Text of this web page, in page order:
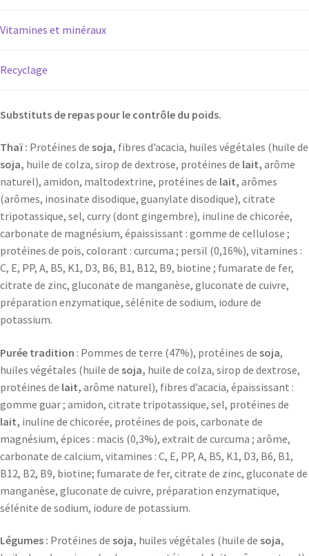
Vitamines et minéraux
Recyclage
Substituts de repas pour le contrôle du poids.
Thaï : Protéines de soja, fibres d’acacia, huiles végétales (huile de
soja, huile de colza, sirop de dextrose, protéines de lait, arôme
naturel), amidon, maltodextrine, protéines de lait, arômes
(arômes, inosinate disodique, guanylate disodique), citrate
tripotassique, sel, curry (dont gingembre), inuline de chicorée,
carbonate de magnésium, épaississant : gomme de cellulose ;
protéines de pois, colorant : curcuma ; persil (0,16%), vitamines :
C, E, PP, A, B5, K1, D3, B6, B1, B12, B9, biotine ; fumarate de fer,
citrate de zinc, gluconate de manganèse, gluconate de cuivre,
préparation enzymatique, sélénite de sodium, iodure de
potassium.
Purée tradition : Pommes de terre (47%), protéines de soja,
huiles végétales (huile de soja, huile de colza, sirop de dextrose,
protéines de lait, arôme naturel), fibres d’acacia, épaississant :
gomme guar ; amidon, citrate tripotassique, sel, protéines de
lait, inuline de chicorée, protéines de pois, carbonate de
magnésium, épices : macis (0,3%), extrait de curcuma ; arôme,
carbonate de calcium, vitamines : C, E, PP, A, B5, K1, D3, B6, B1,
B12, B2, B9, biotine; fumarate de fer, citrate de zinc, gluconate de
manganèse, gluconate de cuivre, préparation enzymatique,
sélénite de sodium, iodure de potassium.
Légumes : Protéines de soja, huiles végétales (huile de soja,